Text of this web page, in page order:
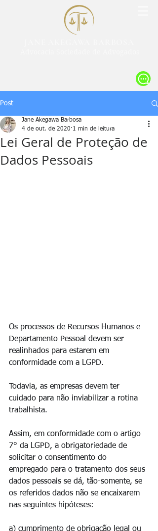
Post
Lei Geral de Proteção de
Dados Pessoais
Jane Akegawa Barbosa
4 de out. de 2020 1 min de leitura
Os processos de Recursos Humanos e
Departamento Pessoal devem ser
realinhados para estarem em
conformidade com a LGPD.
Todavia, as empresas devem ter
cuidado para não inviabilizar a rotina
trabalhista.
Assim, em conformidade com o artigo
7° da LGPD, a obrigatoriedade de
solicitar o consentimento do
empregado para o tratamento dos seus
dados pessoais se dá, tão-somente, se
os referidos dados não se encaixarem
nas seguintes hipóteses:
a) cumprimento de obrigação legal ou